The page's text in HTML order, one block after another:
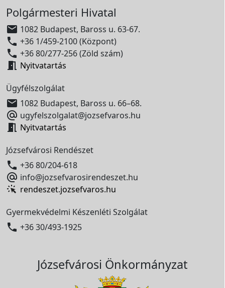
Polgármesteri Hivatal
 1082 Budapest, Baross u. 63-67.
 +36 1/459-2100 (Központ)
 +36 80/277-256 (Zöld szám)
 Nyitvatartás
Ügyfélszolgálat
 1082 Budapest, Baross u. 66–68.
 ugyfelszolgalat@jozsefvaros.hu
 Nyitvatartás
Józsefvárosi Rendészet
 +36 80/204-618
 info@jozsefvarosirendeszet.hu
rendeszet.jozsefvaros.hu
Gyermekvédelmi Készenléti Szolgálat
 +36 30/493-1925
Józsefvárosi Önkormányzat